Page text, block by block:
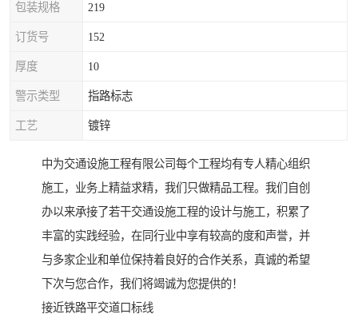
包装规格 219
订货号 152
厚度 10
警示类型 指路标志
工艺 镀锌
中为交通设施工程有限公司每个工程均有专人精心组织
施工，业务上精益求精，我们只做精品工程。我们自创
办以来承接了若干交通设施工程的设计与施工，积累了
丰富的实践经验，在同行业中享有较高的度和声誉，并
与多家企业和单位保持着良好的合作关系，真诚的希望
下次与您合作，我们将竭诚为您提供的！
接近铁路平交道口标线